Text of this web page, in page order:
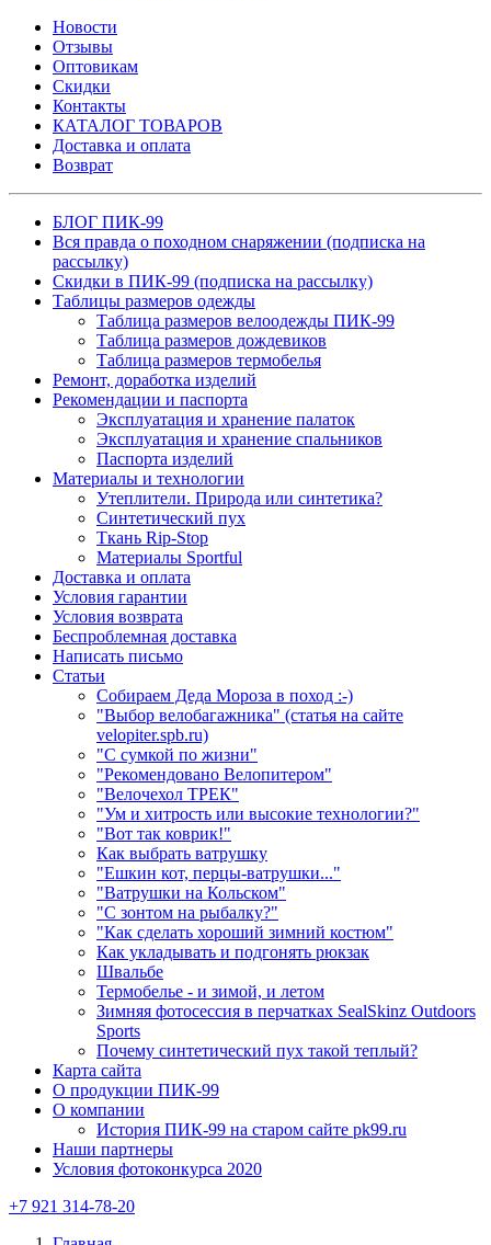
Новости
Отзывы
Оптовикам
Скидки
Контакты
КАТАЛОГ ТОВАРОВ
Доставка и оплата
Возврат
БЛОГ ПИК-99
Вся правда о походном снаряжении (подписка на
рассылку)
Скидки в ПИК-99 (подписка на рассылку)
Таблицы размеров одежды
Таблица размеров велоодежды ПИК-99
Таблица размеров дождевиков
Таблица размеров термобелья
Ремонт, доработка изделий
Рекомендации и паспорта
Эксплуатация и хранение палаток
Эксплуатация и хранение спальников
Паспорта изделий
Материалы и технологии
Утеплители. Природа или синтетика?
Синтетический пух
Ткань Rip-Stop
Материалы Sportful
Доставка и оплата
Условия гарантии
Условия возврата
Беспроблемная доставка
Написать письмо
Статьи
Собираем Деда Мороза в поход :-)
"Выбор велобагажника" (статья на сайте
velopiter.spb.ru)
"С сумкой по жизни"
"Рекомендовано Велопитером"
"Велочехол ТРЕК"
"Ум и хитрость или высокие технологии?"
"Вот так коврик!"
Как выбрать ватрушку
"Ешкин кот, перцы-ватрушки..."
"Ватрушки на Кольском"
"С зонтом на рыбалку?"
"Как сделать хороший зимний костюм"
Как укладывать и подгонять рюкзак
Швальбе
Термобелье - и зимой, и летом
Зимняя фотосессия в перчатках SealSkinz Outdoors
Sports
Почему синтетический пух такой теплый?
Карта сайта
О продукции ПИК-99
О компании
История ПИК-99 на старом сайте pk99.ru
Наши партнеры
Условия фотоконкурса 2020
+7 921 314-78-20